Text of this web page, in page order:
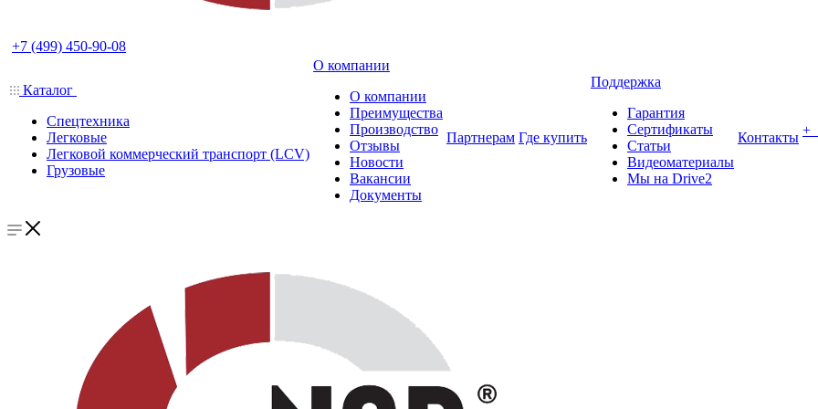
+7 (499) 450-90-08
Каталог
Спецтехника
Легковые
Легковой коммерческий транспорт (LCV)
Грузовые
О компании
О компании
Преимущества
Производство
Отзывы
Новости
Вакансии
Документы
Партнерам Где купить
Поддержка
Гарантия
Сертификаты
Статьи
Видеоматериалы
Мы на Drive2
Контакты +